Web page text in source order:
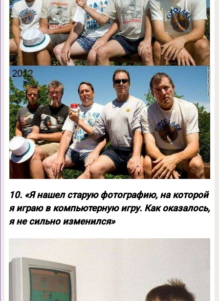
10. «Я нашел старую фотографию, на которой
я играю в компьютерную игру. Как оказалось,
я не сильно изменился»